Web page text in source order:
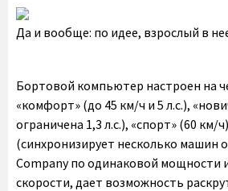
Да и вообще: по идее, взрослый в
Бортовой компьютер настроен на
«комфорт» (до 45 км/ч и 5 л.с.),
ограничена 1,3 л.с.), «спорт» (60 км/
(синхронизирует несколько машин
Companу по одинаковой мощности
скорости, дает возможность